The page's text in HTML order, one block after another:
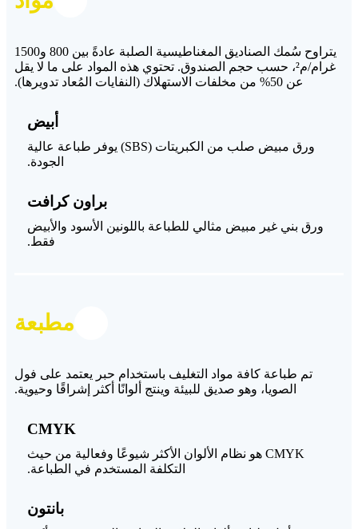
يتراوح سُمك الصناديق المغناطيسية الصلبة عادةً بين 800 و1500
غرام/م²، حسب حجم الصندوق. تحتوي هذه المواد على ما لا يقل
عن 50% من مخلفات الاستهلاك (النفايات المُعاد تدويرها).
أبيض
ورق مبيض صلب من الكبريتات (SBS) يوفر طباعة عالية
الجودة.
براون كرافت
ورق بني غير مبيض مثالي للطباعة باللونين الأسود والأبيض
فقط.
مطبعة
تم طباعة كافة مواد التغليف باستخدام حبر يعتمد على فول
الصويا، وهو صديق للبيئة وينتج ألوانًا أكثر إشراقًا وحيوية.
CMYK
CMYK هو نظام الألوان الأكثر شيوعًا وفعالية من حيث
التكلفة المستخدم في الطباعة.
بانتون